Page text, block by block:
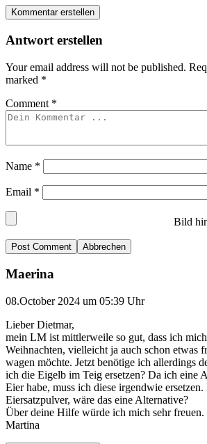
Kommentar erstellen
Antwort erstellen
Your email address will not be published.
marked *
Comment *
Name *
Email *
Bild
Abbrechen
Maerina
08.October 2024 um 05:39 Uhr
Lieber Dietmar,
mein LM ist mittlerweile so gut, dass ich mich
Weihnachten, vielleicht ja auch schon etwas
wagen möchte. Jetzt benötige ich allerdings
ich die Eigelb im Teig ersetzen? Da ich eine
Eier habe, muss ich diese irgendwie ersetzen.
Eiersatzpulver, wäre das eine Alternative?
Über deine Hilfe würde ich mich sehr freuen.
Martina